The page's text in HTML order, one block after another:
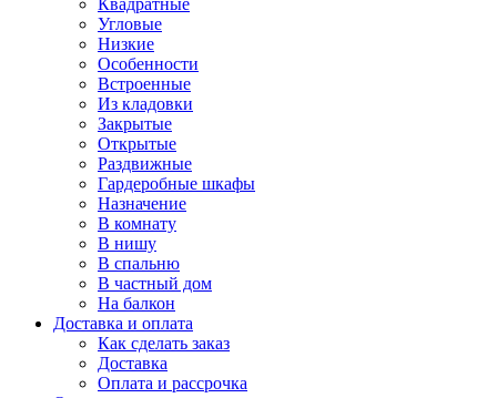
Квадратные
Угловые
Низкие
Особенности
Встроенные
Из кладовки
Закрытые
Открытые
Раздвижные
Гардеробные шкафы
Назначение
В комнату
В нишу
В спальню
В частный дом
На балкон
Доставка и оплата
Как сделать заказ
Доставка
Оплата и рассрочка